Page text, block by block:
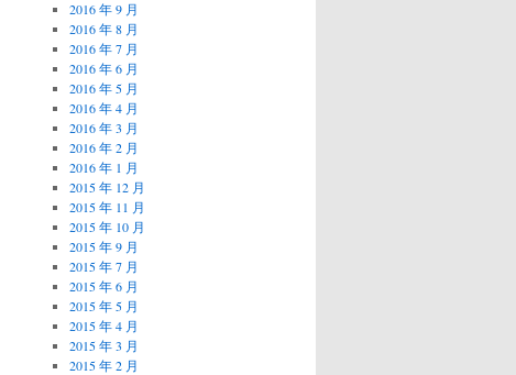
2016 年 9 月
2016 年 8 月
2016 年 7 月
2016 年 6 月
2016 年 5 月
2016 年 4 月
2016 年 3 月
2016 年 2 月
2016 年 1 月
2015 年 12 月
2015 年 11 月
2015 年 10 月
2015 年 9 月
2015 年 7 月
2015 年 6 月
2015 年 5 月
2015 年 4 月
2015 年 3 月
2015 年 2 月